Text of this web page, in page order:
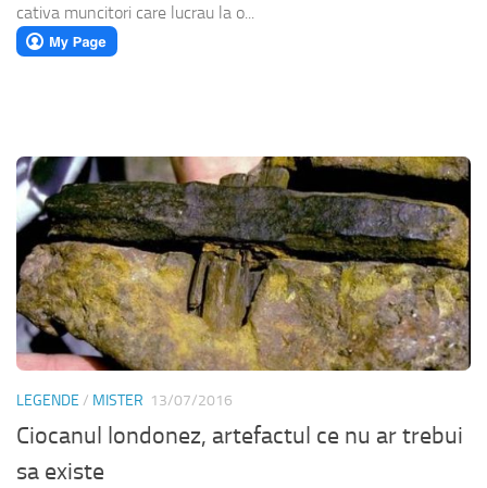
cativa muncitori care lucrau la o...
LEGENDE / MISTER 13/07/2016
Ciocanul londonez, artefactul ce nu ar trebui
sa existe